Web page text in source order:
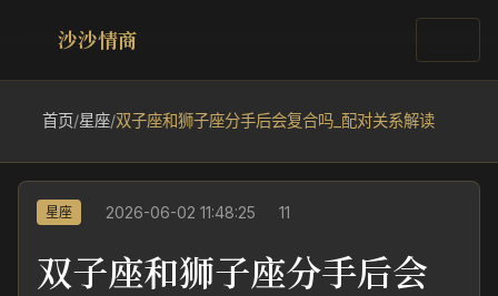
沙沙情商
首页/星座/双子座和狮子座分手后会复合吗_配对关系解读
星座 2026-06-02 11:48:25 11
双子座和狮子座分手后会